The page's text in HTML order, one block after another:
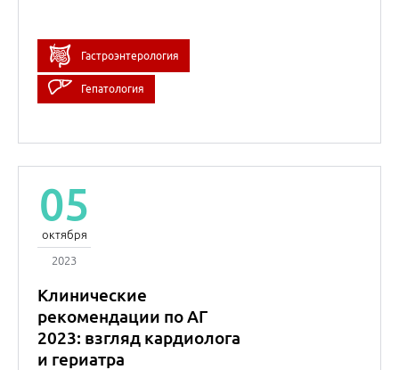
Гастроэнтерология
Гепатология
05
октября
2023
Клинические
рекомендации по АГ
2023: взгляд кардиолога
и гериатра